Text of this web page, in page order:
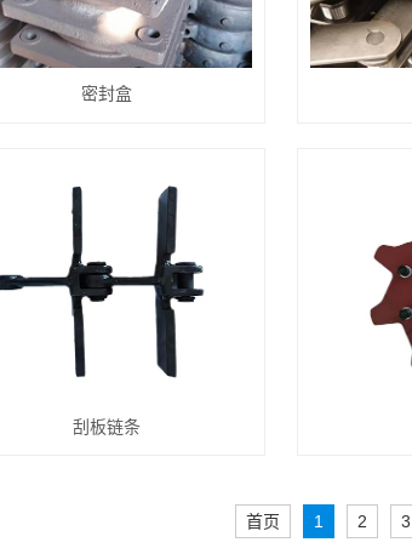
密封盒
刮板链条
首页 1 2 3